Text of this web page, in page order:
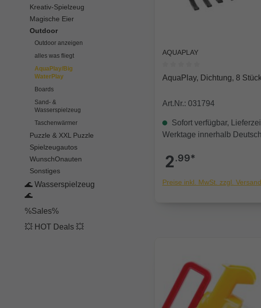
Kreativ-Spielzeug
Magische Eier
Outdoor
Outdoor anzeigen
alles was fliegt
AquaPlay/Big
WaterPlay
Boards
Sand- &
Wasserspielzeug
Taschenwärmer
Puzzle & XXL Puzzle
Spielzeugautos
WunschOnauten
Sonstiges
🌊 Wasserspielzeug
🌊
%Sales%
💥 HOT Deals 💥
AQUAPLAY
Durchschnittliche
AquaPlay, Dichtung, 8
Art.Nr.: 031794
Sofort verfügbar,
Werktage innerhalb
2.99*
Preise inkl. MwSt. zzgl.